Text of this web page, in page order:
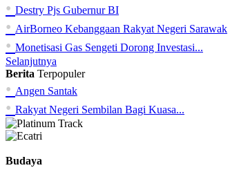
• Destry Pjs Gubernur BI
• AirBorneo Kebanggaan Rakyat Negeri Sarawak
• Monetisasi Gas Sengeti Dorong Investasi...
Selanjutnya
Berita Terpopuler
• Angen Santak
• Rakyat Negeri Sembilan Bagi Kuasa...
Budaya